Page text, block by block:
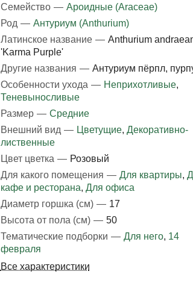
Семейство — Ароидные (Araceae)
Род — Антуриум (Anthurium)
Латинское название — Anthurium
'Karma Purple'
Другие названия — Антуриум пёрпл,
Особенности ухода — Неприхотливые,
Теневыносливые
Размер — Средние
Внешний вид — Цветущие, Декоративно-
лиственные
Цвет цветка — Розовый
Для какого помещения — Для квартиры,
кафе и ресторана, Для офиса
Диаметр горшка (см) — 17
Высота от пола (см) — 50
Тематические подборки — Для него, 14
февраля
Все характеристики